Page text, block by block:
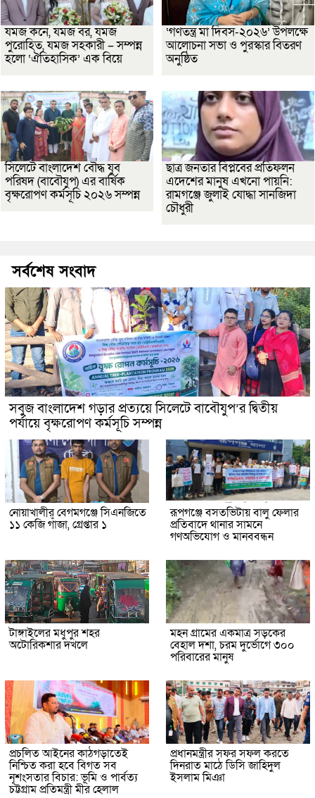
যমজ কনে, যমজ বর, যমজ
পুরোহিত, যমজ সহকারী – সম্পন্ন
হলো ‘ঐতিহাসিক’ এক বিয়ে
‘গণতন্ত্র মা দিবস-২০২৬’ উপলক্ষে
আলোচনা সভা ও পুরস্কার বিতরণ
অনুষ্ঠিত
সিলেটে বাংলাদেশ বৌদ্ধ যুব
পরিষদ (বাবৌযুপ) এর বার্ষিক
বৃক্ষরোপণ কর্মসূচি ২০২৬ সম্পন্ন
ছাত্র জনতার বিপ্লবের প্রতিফলন
এদেশের মানুষ এখনো পায়নি:
রামগঞ্জে জুলাই যোদ্ধা সানজিদা
চৌধুরী
সর্বশেষ সংবাদ
সবুজ বাংলাদেশ গড়ার প্রত্যয়ে সিলেটে বাবৌযুপ’র দ্বিতীয়
পর্যায়ে বৃক্ষরোপণ কর্মসূচি সম্পন্ন
নোয়াখালীর বেগমগঞ্জে সিএনজিতে
১১ কেজি গাঁজা, গ্রেপ্তার ১
রূপগঞ্জে বসতভিটায় বালু ফেলার
প্রতিবাদে থানার সামনে
গণঅভিযোগ ও মানববন্ধন
টাঙ্গাইলের মধুপুর শহর
অটোরিকশার দখলে
মহন গ্রামের একমাত্র সড়কের
বেহাল দশা, চরম দুর্ভোগে ৩০০
পরিবারের মানুষ
প্রচলিত আইনের কাঠগড়াতেই
নিশ্চিত করা হবে বিগত সব
নৃশংসতার বিচার: ভূমি ও পার্বত্য
চট্টগ্রাম প্রতিমন্ত্রী মীর হেলাল
প্রধানমন্ত্রীর সফর সফল করতে
দিনরাত মাঠে ডিসি জাহিদুল
ইসলাম মিঞা